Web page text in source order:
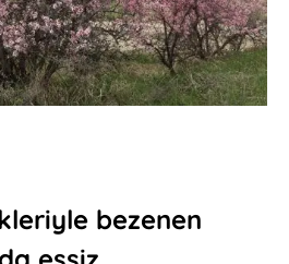
bezenen